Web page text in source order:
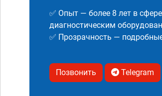
✅ Опыт — более 8 лет в
диагностическим
✅ Прозрачность —
Позвонить Telegram